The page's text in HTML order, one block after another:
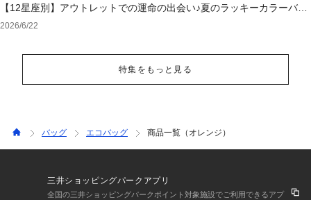
【12星座別】アウトレットでの運命の出会い♪夏のラッキーカラーバッ
グ＆小物
2026/6/22
特集をもっと見る
バッグ エコバッグ 商品一覧（オレンジ）
三井ショッピングパークアプリ
全国の三井ショッピングパークポイント対象施設でご利用できるアプ